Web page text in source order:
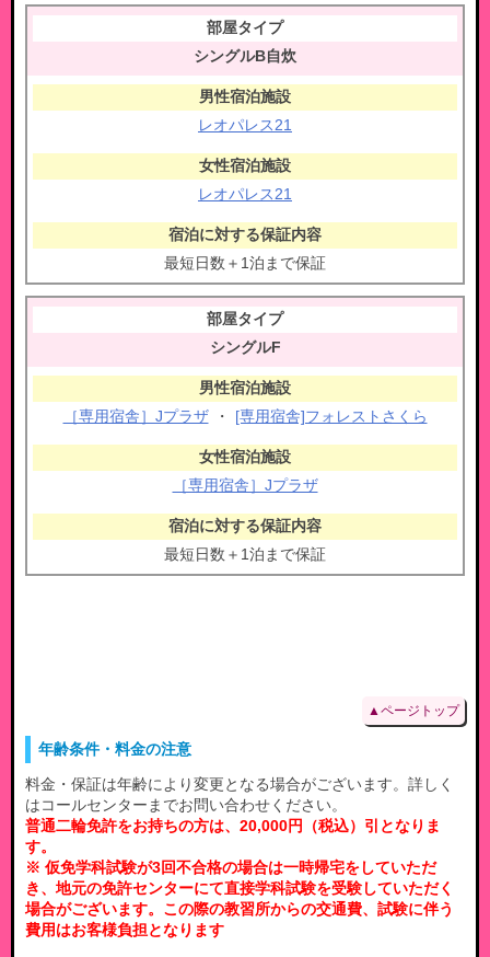
シングルB自炊
レオパレス21
レオパレス21
最短日数＋1泊まで保証
シングルF
［専用宿舎］Jプラザ ・ [専用宿舎]フォレストさくら
［専用宿舎］Jプラザ
最短日数＋1泊まで保証
▲ページトップ
年齢条件・料金の注意
料金・保証は年齢により変更となる場合がございます。詳しく
はコールセンターまでお問い合わせください。
普通二輪免許をお持ちの方は、20,000円（税込）引となりま
す。
※ 仮免学科試験が3回不合格の場合は一時帰宅をしていただ
き、地元の免許センターにて直接学科試験を受験していただく
場合がございます。この際の教習所からの交通費、試験に伴う
費用はお客様負担となります